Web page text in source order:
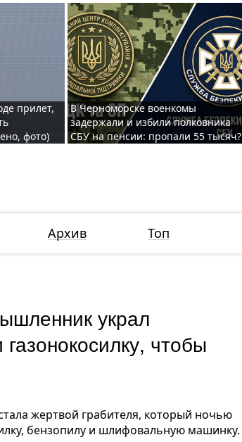
прилет,
фото)
В Черноморске военкомы
задержали и избили полковника
СБУ на пенсии: пропали 55 тысяч?
Архив Топ
украл
чтобы
жертвой грабителя, который ночью
бензопилу и шлифовальную машинку.